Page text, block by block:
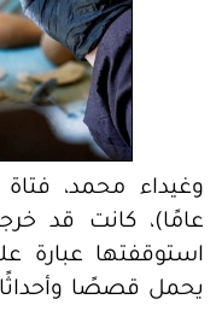
عامًا)، كانت قد
استوقفتها عبارة
يحمل قصصًا